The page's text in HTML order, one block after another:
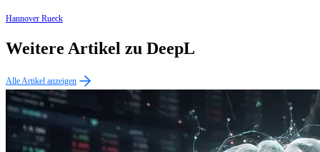
Hannover Rueck
Weitere Artikel zu DeepL
Alle Artikel anzeigen